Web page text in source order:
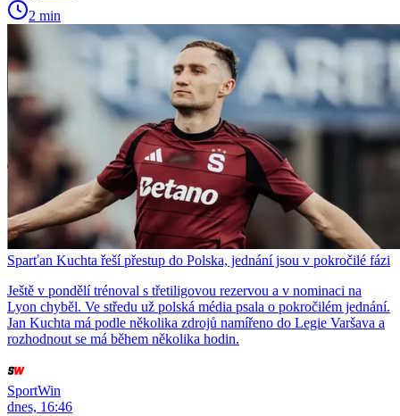
2 min
Sparťan Kuchta řeší přestup do Polska, jednání jsou v pokročilé fázi
Ještě v pondělí trénoval s třetiligovou rezervou a v nominaci na
Lyon chyběl. Ve středu už polská média psala o pokročilém jednání.
Jan Kuchta má podle několika zdrojů namířeno do Legie Varšava a
rozhodnout se má během několika hodin.
SportWin
dnes, 16:46